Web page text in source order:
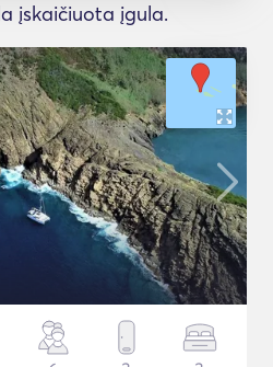
įskaičiuota įgula.